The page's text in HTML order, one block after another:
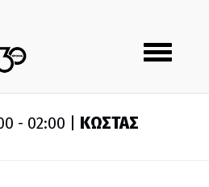
Toggle
navigation
- 02:00 | ΚΩΣΤΑΣ